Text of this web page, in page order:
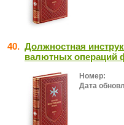
40. Должностная
валютных операций
Номер:
Дата